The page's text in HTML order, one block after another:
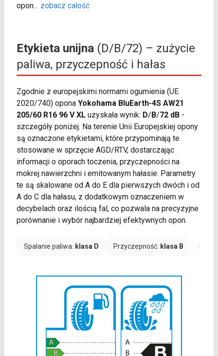
opon... zobacz całość
Etykieta unijna(D/B/72) – zużycie
paliwa, przyczepność i hałas
Zgodnie z europejskimi normami ogumienia (UE
2020/740) opona Yokohama BluEarth-4S AW21
205/60 R16 96 V XLuzyskała wynik: D/B/72 dB-
szczegóły poniżej. Na terenie Unii Europejskiej opony
są oznaczone etykietami, które przypominają te
stosowane w sprzęcie AGD/RTV, dostarczając
informacji o oporach toczenia, przyczepności na
mokrej nawierzchni i emitowanym hałasie. Parametry
te są skalowane od A do E dla pierwszych dwóch i od
A do C dla hałasu, z dodatkowym oznaczeniem w
decybelach oraz ilością fal, co pozwala na precyzyjne
porównanie i wybór najbardziej efektywnych opon.
Spalanie paliwa: klasa D Przyczepność: klasa B